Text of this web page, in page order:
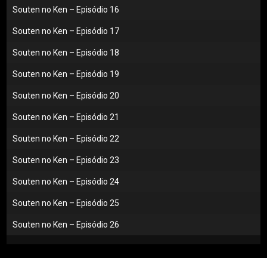
Souten no Ken – Episódio 16
Souten no Ken – Episódio 17
Souten no Ken – Episódio 18
Souten no Ken – Episódio 19
Souten no Ken – Episódio 20
Souten no Ken – Episódio 21
Souten no Ken – Episódio 22
Souten no Ken – Episódio 23
Souten no Ken – Episódio 24
Souten no Ken – Episódio 25
Souten no Ken – Episódio 26